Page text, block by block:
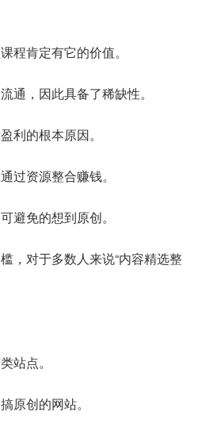
程肯定有它的价值。
通，因此具备了稀缺性。
利的根本原因。
过资源整合赚钱。
避免的想到原创。
，对于多数人来说“内容精选整
站点。
原创的网站。